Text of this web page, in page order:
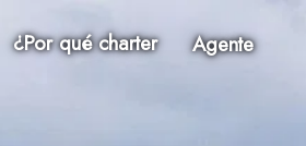
¿Por qué charter Agente